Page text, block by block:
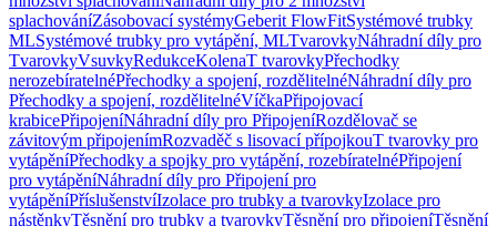
splachováníZásobovací systémyGeberit FlowFitSystémové trubky
MLSystémové trubky pro vytápění, MLTvarovkyNáhradní díly pro
TvarovkyVsuvkyRedukceKolenaT tvarovkyPřechodky
nerozebíratelnéPřechodky a spojení, rozdělitelnéNáhradní díly pro
Přechodky a spojení, rozdělitelnéVíčkaPřipojovací
krabicePřipojeníNáhradní díly pro PřipojeníRozdělovač se
závitovým připojenímRozvaděč s lisovací přípojkouT tvarovky pro
vytápěníPřechodky a spojky pro vytápění, rozebíratelnéPřipojení
pro vytápěníNáhradní díly pro Připojení pro
vytápěníPříslušenstvíIzolace pro trubky a tvarovkyIzolace pro
nástěnkyTěsnění pro trubky a tvarovkyTěsnění pro připojeníTěsnění